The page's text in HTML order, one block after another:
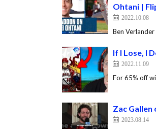
Ohtani |
2022.10.08
Ben
If I Lose, I
2022.11.09
For 65% off
Zac Gallen
2023.08.14